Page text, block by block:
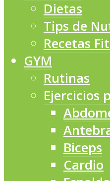
Dietas
Tips de
Recetas
GYM
Rutinas
Ejercicios
Biceps
Cardio